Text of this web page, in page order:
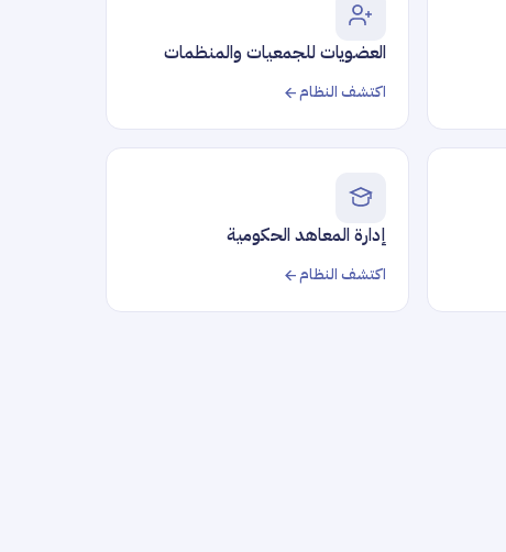
العضويات للجمعيات والمنظمات
اكتشف النظام
إدارة المعاهد الحكومية
اكتشف النظام